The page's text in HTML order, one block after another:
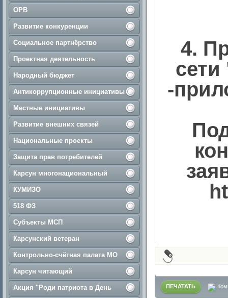
ОРВ
Развитие конкуренции
Социальное партнёрство
Проектная деятельность
Народный бюджет
Антикоррупционные инициативы
Местные инициативы
Развитие внешних связей
Национальные проекты
Защита прав потребителей
Карсун многонациональный
КУМИЗО
518 ФЗ
Субъекты МСП
Карсунский ветеран
Контрольно-счётная палата МО
Карсун читающий
Акция "Роди патриота в День
4.
-
ПЕЧАТАТЬ